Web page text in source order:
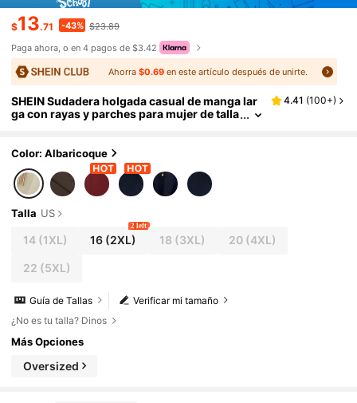
$13.71 -43% $23.89
Paga ahora, o en 4 pagos de $3.42
Ahorra $0.69en este artículo después de unirte.
SHEIN Sudadera holgada casual de manga lar
ga con rayas y parches para mujer de talla
4.41 (100+)
Color: Albaricoque
Talla US
14(1XL) 16 (2XL)
2 left
18 (3XL) 20(4XL)
22 (5XL)
Verificar mi tamaño
Guía de Tallas
¿No es tu talla? Dinos
Más Opciones
Oversized